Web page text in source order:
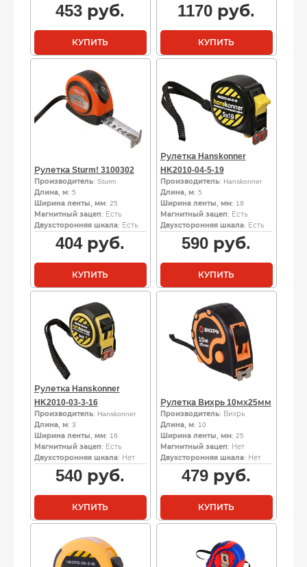
453 руб.
КУПИТЬ
1170 руб.
КУПИТЬ
Рулетка Sturm! 3100302
Производитель: Sturm
Длина, м: 5
Ширина ленты, мм: 25
Магнитный зацеп: Есть
Двухсторонняя шкала: Есть
404руб.
КУПИТЬ
Рулетка Hanskonner
HK2010-04-5-19
Производитель: Hanskonner
Длина, м: 5
Ширина ленты, мм: 19
Магнитный зацеп: Есть
Двухсторонняя шкала: Есть
590 руб.
КУПИТЬ
Рулетка Hanskonner
HK2010-03-3-16
Производитель: Hanskonner
Длина, м: 3
Ширина ленты, мм: 16
Магнитный зацеп: Есть
Двухсторонняя шкала: Нет
540 руб.
КУПИТЬ
Рулетка Вихрь 10мх25мм
Производитель: Вихрь
Длина, м: 10
Ширина ленты, мм: 25
Магнитный зацеп: Нет
Двухсторонняя шкала: Нет
479 руб.
КУПИТЬ